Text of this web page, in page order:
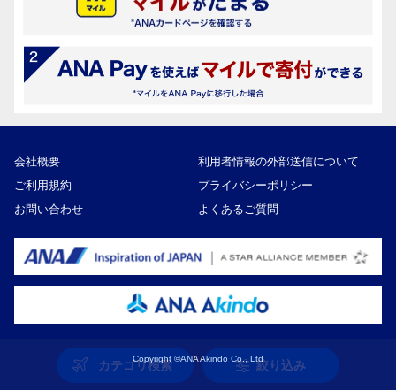
カテゴリ検索 絞り込み
会社概要
利用者情報の外部送信について
ご利用規約
プライバシーポリシー
お問い合わせ
よくあるご質問
Copyright ©ANA Akindo Co., Ltd